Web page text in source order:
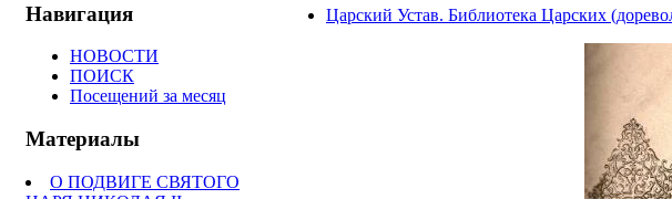
Навигация
НОВОСТИ
ПОИСК
Посещений за месяц
Материалы
О ПОДВИГЕ СВЯТОГО
Царский Устав. Библиотека Царских